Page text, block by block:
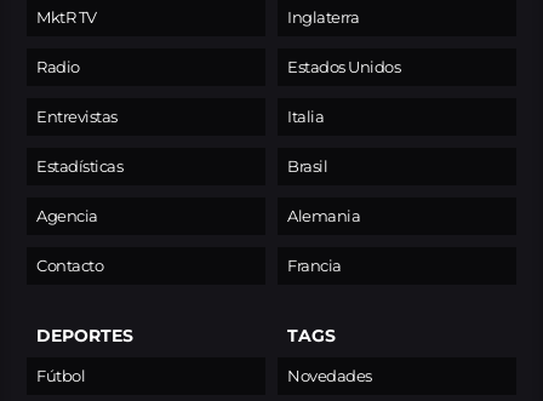
MktR TV
Radio
Entrevistas
Estadísticas
Agencia
Contacto
Inglaterra
Estados Unidos
Italia
Brasil
Alemania
Francia
DEPORTES
Fútbol
TAGS
Novedades